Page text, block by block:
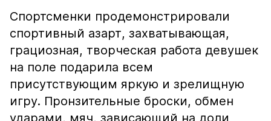
Спортсменки продемонстрировали
спортивный азарт, захватывающая,
грациозная, творческая работа девушек
на поле подарила всем
присутствующим яркую и зрелищную
игру. Пронзительные броски, обмен
ударами, мяч, зависающий на доли